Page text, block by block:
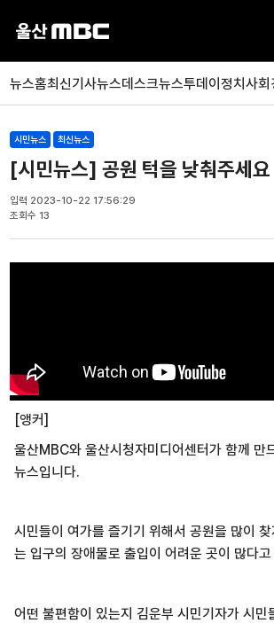
뉴스홈최신기사뉴스데스크뉴스투데이정치사회
시민뉴스 최신뉴스
[시민뉴스] 공원 턱을 낮춰주세요
입력 2023-10-22 17:56:29
조회수 13
[앵커]
울산MBC와 울산시청자미디어센터가 함께 만
뉴스입니다.
시민들이 여가를 즐기기 위해서 공원을 많이
는 입구의 장애물로 출입이 어려운 곳이 많다
어떤 불편함이 있는지 김운부 시민기자가 시민